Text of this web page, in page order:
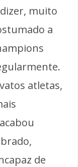
muito
a
atletas,
de